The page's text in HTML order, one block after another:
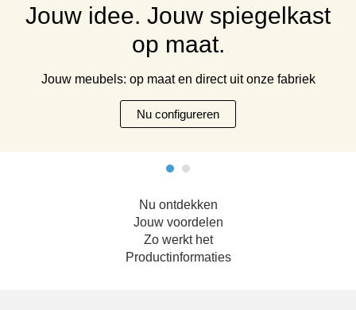
Jouw idee. Jouw spiegelkast
op maat.
Jouw meubels: op maat en direct uit onze fabriek
Nu configureren
Nu ontdekken
Jouw voordelen
Zo werkt het
Productinformaties
Hoekbanken
Glaswerelden